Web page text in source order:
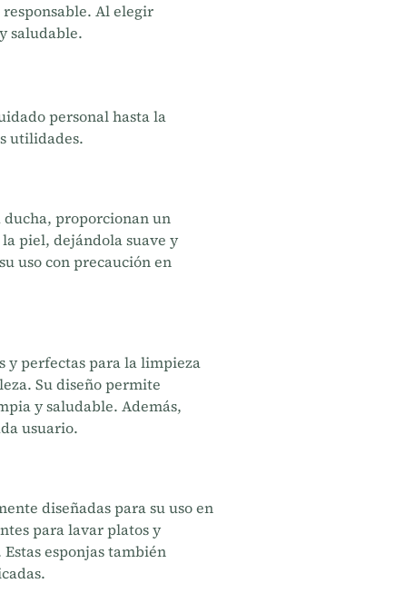
Al elegir
saludable.
personal hasta la
utilidades.
ducha, proporcionan un
piel, dejándola suave y
uso con precaución en
y perfectas para la limpieza
Su diseño permite
y saludable. Además,
usuario.
diseñadas para su uso en
para lavar platos y
esponjas también